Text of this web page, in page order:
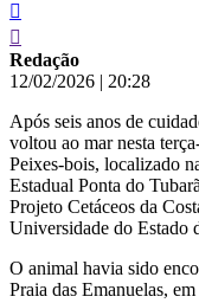
Redação
12/02/2026 | 20:28
Após seis anos de
voltou ao mar nesta
Peixes-bois, localizado
Estadual Ponta do
Projeto Cetáceos da
Universidade do Estado
O animal havia sido
Praia das Emanuelas,